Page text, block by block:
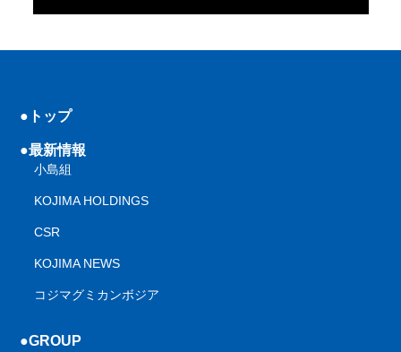
●トップ
●最新情報
小島組
KOJIMA HOLDINGS
CSR
KOJIMA NEWS
コジマグミカンボジア
●GROUP